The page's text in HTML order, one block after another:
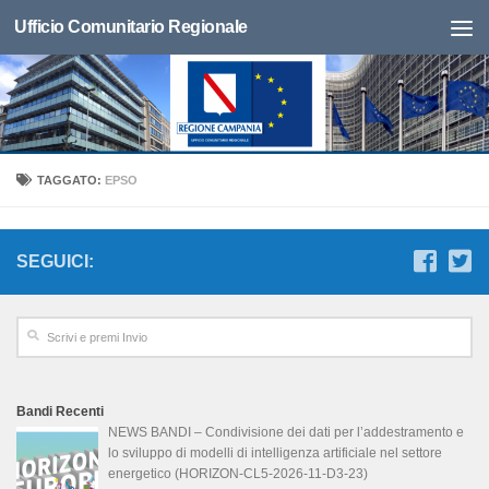
Ufficio Comunitario Regionale
TAGGATO: EPSO
SEGUICI:
Bandi Recenti
NEWS BANDI – Condivisione dei dati per l’addestramento e
lo sviluppo di modelli di intelligenza artificiale nel settore
energetico (HORIZON-CL5-2026-11-D3-23)